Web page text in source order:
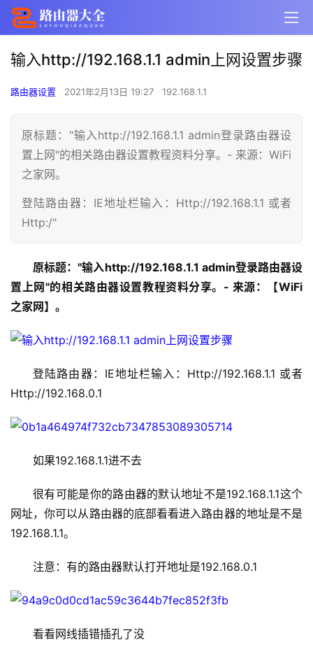
首
1
9
输入http://192.168.1.1 admin上网设置步骤
路由器设置 2021年2月13日 19:27 192.168.1.1
原标题："输入http://192.168.1.1 admin登录路由器设
置上网"的相关路由器设置教程资料分享。- 来源：WiFi
之家网。
登陆路由器：IE地址栏输入：Http://192.168.1.1 或者
Http:/"
原标题："输入http://192.168.1.1 admin登录路由器设
置上网"的相关路由器设置教程资料分享。- 来源：【WiFi
之家网】。
登陆路由器：IE地址栏输入：Http://192.168.1.1 或者
Http://192.168.0.1
如果192.168.1.1进不去
很有可能是你的路由器的默认地址不是192.168.1.1这个
网址，你可以从路由器的底部看看进入路由器的地址是不是
192.168.1.1。
注意：有的路由器默认打开地址是192.168.0.1
看看网线插错插孔了没